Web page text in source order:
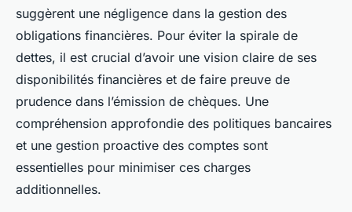
suggèrent une négligence dans la gestion des
obligations financières. Pour éviter la spirale de
dettes, il est crucial d’avoir une vision claire de ses
disponibilités financières et de faire preuve de
prudence dans l’émission de chèques. Une
compréhension approfondie des politiques bancaires
et une gestion proactive des comptes sont
essentielles pour minimiser ces charges
additionnelles.